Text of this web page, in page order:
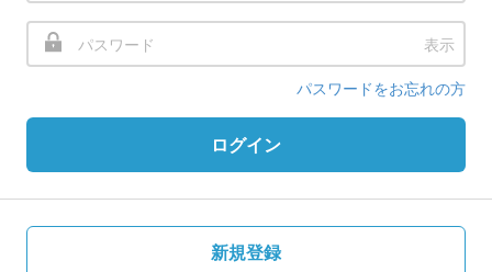
表示
パスワードをお忘れの方
ログイン
新規登録